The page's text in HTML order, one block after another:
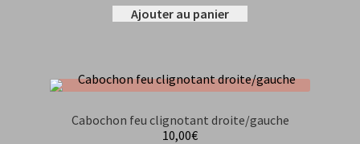
Ajouter au panier
Cabochon feu clignotant droite/gauche
10,00€